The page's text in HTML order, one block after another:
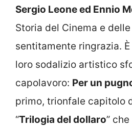
Sergio Leone ed Ennio
Storia del Cinema e
sentitamente ringrazia. È
loro sodalizio artistico
capolavoro: Per un
primo, trionfale capitolo
“Trilogia del dollaro”